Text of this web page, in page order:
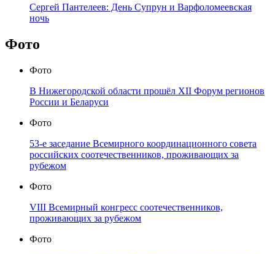
Сергей Пантелеев: День Супрун и Варфоломеевская
ночь
Фото
Фото
В Нижегородской области прошёл XII Форум регионов
России и Беларуси
Фото
53-е заседание Всемирного координационного совета
российских соотечественников, проживающих за
рубежом
Фото
VIII Всемирный конгресс соотечественников,
проживающих за рубежом
Фото